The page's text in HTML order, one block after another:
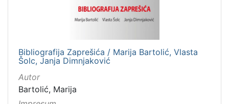
Bibliografija Zaprešića / Marija Bartolić, Vlasta
Šolc, Janja Dimnjaković
Autor
Bartolić, Marija